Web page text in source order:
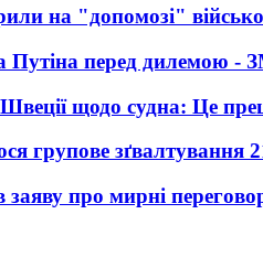
на "допомозі"
Путіна перед дилемою -
щодо судна: Це
групове зґвалтування
заяву про мирні